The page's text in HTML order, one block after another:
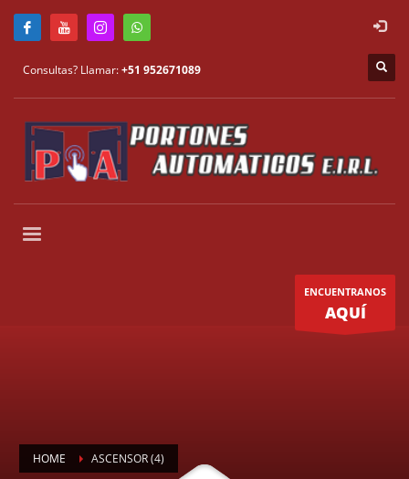
Consultas? Llamar:+51 952671089
ENCUENTRANOS
AQUÍ
HOME ASCENSOR (4)